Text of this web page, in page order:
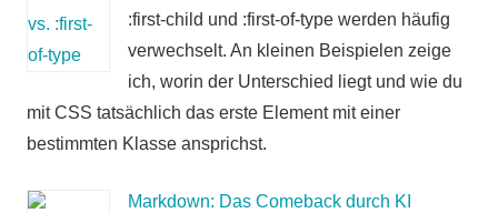
:first-child und :first-of-type werden häufig
verwechselt. An kleinen Beispielen zeige
ich, worin der Unterschied liegt und wie du
mit CSS tatsächlich das erste Element mit einer
bestimmten Klasse ansprichst.
Markdown: Das Comeback durch KI